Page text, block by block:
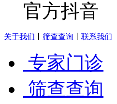
官方抖音
关于我们 筛查查询 联系我们
专家门诊
筛查查询